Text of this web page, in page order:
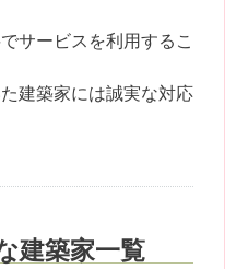
サービスを利用するこ
建築家には誠実な対応
建築家一覧